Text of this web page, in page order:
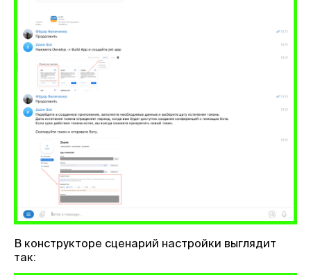
В конструкторе сценарий настройки выглядит
так: